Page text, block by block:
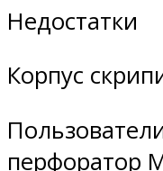
Недостатки
Корпус
перфоратор